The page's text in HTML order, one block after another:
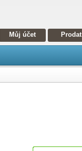
Můj účet Prodat